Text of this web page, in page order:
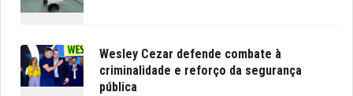
Wesley Cezar defende combate à
criminalidade e reforço da segurança
pública